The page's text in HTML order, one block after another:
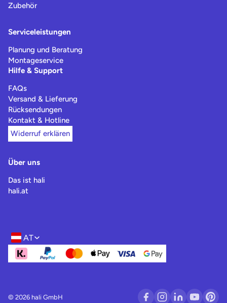
Zubehör
Serviceleistungen
Planung und Beratung
Montageservice
Hilfe & Support
FAQs
Versand & Lieferung
Rücksendungen
Kontakt & Hotline
Widerruf erklären
Über uns
Das ist hali
hali.at
Region- und Sprachwahl
AT
© 2026 hali GmbH